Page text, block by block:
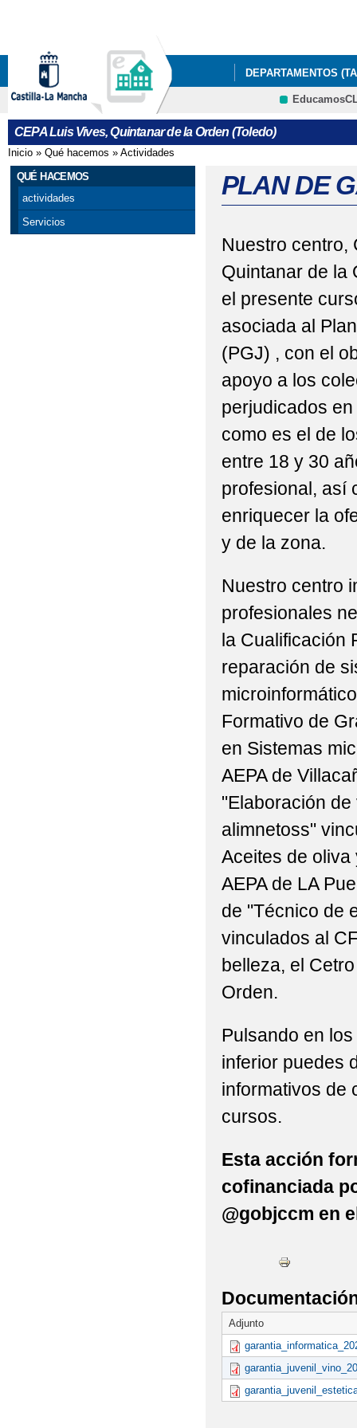
DEPARTAMENTOS
DOCUMENTOS
OFERTA EDUCATIVA
EDUCACIÓN QUÉ
CEPA Luis Vives, Quintanar de la Orden (Toledo)
Se encuentra usted aquí
Inicio » Qué hacemos » Actividades
QUÉ HACEMOS
actividades
Servicios
PLAN DE
Nuestro centro,
Quintanar de la
el presente
asociada al
(PGJ) , con el
apoyo a los
perjudicados
como es el de
entre 18 y 30
profesional, así
enriquecer la
y de la zona.
Nuestro centro
profesionales
la Cualificación
reparación de
Formativo de
en Sistemas
AEPA de
"Elaboración
alimnetoss"
Aceites de oliva
AEPA de LA
de "Técnico de
vinculados al
belleza, el
Orden.
Pulsando en
inferior puedes
informativos de
cursos.
Esta acción
cofinanciada
@gobjccm en
Adjunto